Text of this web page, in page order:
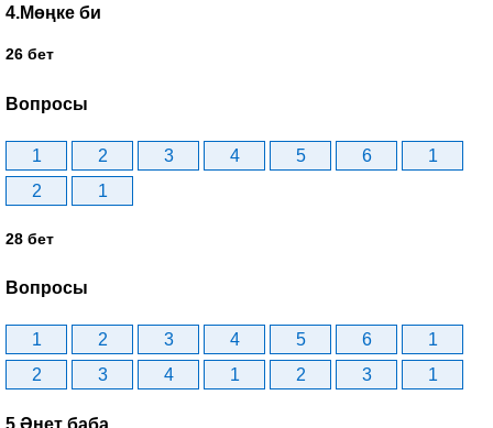
4.Мөңке би
26 бет
Вопросы
1 2 3 4 5 6
1
2
1
28 бет
Вопросы
1 2 3 4 5 6
1
2
3 4 1 2 3 1
5.Әнет баба